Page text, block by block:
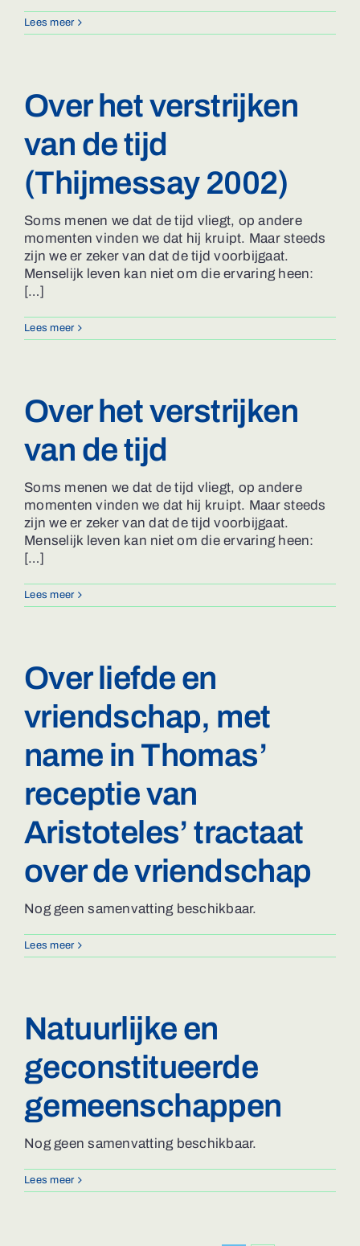
Lees meer
Over het verstrijken
van de tijd
(Thijmessay 2002)
Soms menen we dat de tijd vliegt, op andere
momenten vinden we dat hij kruipt. Maar steeds
zijn we er zeker van dat de tijd voorbijgaat.
Menselijk leven kan niet om die ervaring heen:
[…]
Lees meer
Over het verstrijken
van de tijd
Soms menen we dat de tijd vliegt, op andere
momenten vinden we dat hij kruipt. Maar steeds
zijn we er zeker van dat de tijd voorbijgaat.
Menselijk leven kan niet om die ervaring heen:
[…]
Lees meer
Over liefde en
vriendschap, met
name in Thomas’
receptie van
Aristoteles’ tractaat
over de vriendschap
Nog geen samenvatting beschikbaar.
Lees meer
Natuurlijke en
geconstitueerde
gemeenschappen
Nog geen samenvatting beschikbaar.
Lees meer